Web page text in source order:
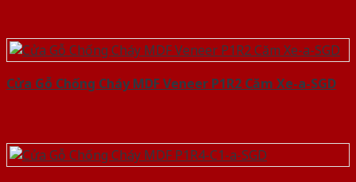
Cửa Gỗ Chống Cháy MDF Veneer P1R2 Căm Xe-a-SGD